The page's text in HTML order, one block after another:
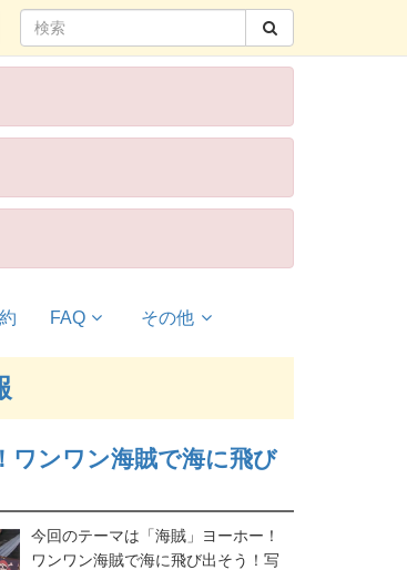
FAQ その他
ワンワン海賊で海に飛び
今回のテーマは「海賊」ヨーホー！
ワンワン海賊で海に飛び出そう！写